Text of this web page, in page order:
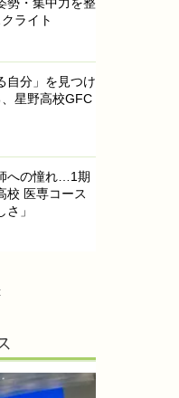
ライト
自分」を見つけ
星野高校GFC
への憧れ…1期
校 医専コース
」